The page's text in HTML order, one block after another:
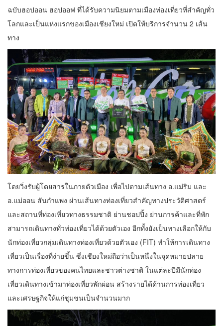
ฉบับฮอปออน ฮอปออฟ ที่ได้รับความนิยมตามเมืองท่องเที่ยวที่สำคัญทั่ว
โลกและเป็นแห่งแรกของเมืองเชียงใหม่ เปิดให้บริการจำนวน 2 เส้น
ทาง
โดยวิ่งรับผู้โดยสารในภายตัวเมือง เพื่อไปตามเส้นทาง อ.แม่ริม และ
อ.แม่ออน สันกำแพง ผ่านเส้นทางท่องเที่ยวสำคัญทางประวัติศาสตร์
และสถานที่ท่องเที่ยวทางธรรมชาติ ย่านชอปปิ้ง ย่านการค้าและที่พัก
สามารถเดินทางทั่วท่องเที่ยวได้ด้วยตัวเอง อีกทั้งยังเป็นทางเลือกให้กับ
นักท่องเที่ยวกลุ่มเดินทางท่องเที่ยวด้วยตัวเอง (FIT) ทำให้การเดินทาง
เที่ยวเป็นเรื่องที่ง่ายขึ้น ซึ่งเชียงใหม่ถือว่าเป็นหนึ่งในจุดหมายปลาย
ทางการท่องเที่ยวของคนไทยและชาวต่างชาติ ในแต่ละปีมีนักท่อง
เที่ยวเดินทางเข้ามาท่องเที่ยวพักผ่อน สร้างรายได้ด้านการท่องเที่ยว
และเศรษฐกิจให้แก่ชุมชนเป็นจำนวนมาก